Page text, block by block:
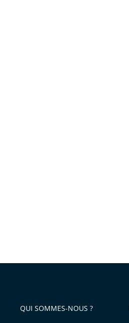
QUI SOMMES-NOUS ?